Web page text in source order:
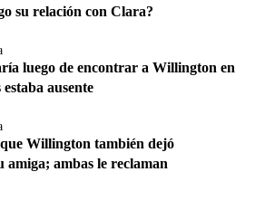
su relación con Clara?
luego de encontrar a Willington en
ausente
Willington también dejó
amiga; ambas le reclaman